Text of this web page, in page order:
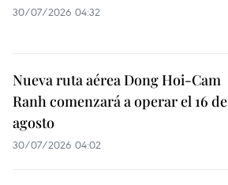
30/07/2026 04:32
Nueva ruta aérea Dong Hoi-Cam
Ranh comenzará a operar el 16 de
agosto
30/07/2026 04:02